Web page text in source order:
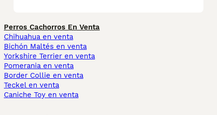
Perros Cachorros En Venta
Chihuahua en venta
Bichón Maltés en venta
Yorkshire Terrier en venta
Pomerania en venta
Border Collie en venta
Teckel en venta
Caniche Toy en venta